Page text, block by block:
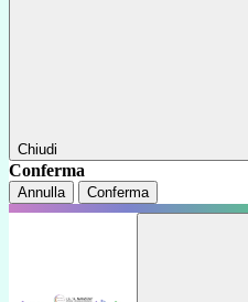
Chiudi
Conferma
Annulla Conferma